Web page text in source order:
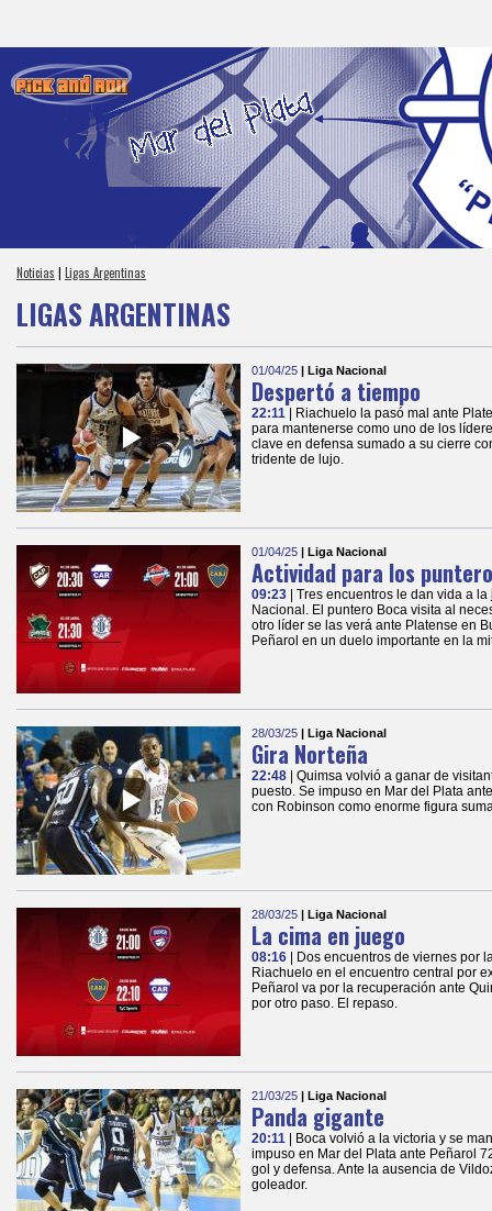
Noticias | Ligas Argentinas
LIGAS ARGENTINAS
01/04/25 | Liga Nacional
Despertó a tiempo
22:11
| Riachuelo la pasó mal ante
para mantenerse como uno de los
clave en defensa sumado a su cierre
tridente de lujo.
01/04/25 | Liga Nacional
Actividad para los
09:23
| Tres encuentros le dan vida a
Nacional. El puntero Boca visita al
otro líder se las verá ante Platense en
Peñarol en un duelo importante en la
28/03/25 | Liga Nacional
Gira Norteña
22:48
| Quimsa volvió a ganar de
puesto. Se impuso en Mar del Plata
con Robinson como enorme figura
28/03/25 | Liga Nacional
La cima en juego
08:16
| Dos encuentros de viernes por
Riachuelo en el encuentro central por
Peñarol va por la recuperación ante
por otro paso. El repaso.
21/03/25 | Liga Nacional
Panda gigante
20:11
| Boca volvió a la victoria y se
impuso en Mar del Plata ante Peñarol
gol y defensa. Ante la ausencia de
goleador.